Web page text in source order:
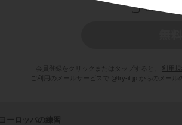
会員登録をクリックまたはタップすると、 利用
ご利用のメールサービスで @try-it.jp からのメー
ヨーロッパの練習